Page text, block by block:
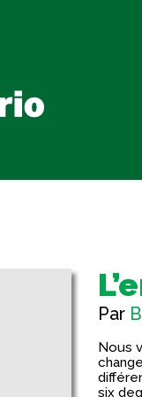
Par
Nous
six